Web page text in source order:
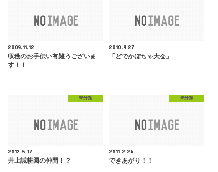
2009.11.12
収穫のお手伝い有難うございま
す！！
2010.9.27
「どでかぼちゃ大会」
未分類
2012.5.17
井上誠耕園の仲間！？
未分類
2011.2.24
できあがり！！